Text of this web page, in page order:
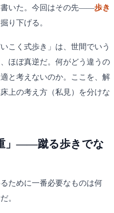
書いた。今回はその先——歩き
り下げる。
こく式歩き」は、世間でいう
ほぼ真逆だ。何がどう違うの
と考えないのか。ここを、解
上の考え方（私見）を分けな
」——蹴る歩きでな
ために一番必要なものは何
。